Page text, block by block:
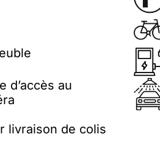
d’accès au
livraison de colis